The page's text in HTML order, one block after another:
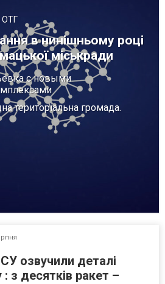
ОТГ
в нинішньому році
міськради
с новыми
територіальна громада.
озвучили деталі
: з десятків ракет –